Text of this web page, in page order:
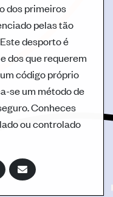
dos primeiros
pelas tão
desporto é
dos que requerem
código próprio
se um método de
Conheces
ou controlado